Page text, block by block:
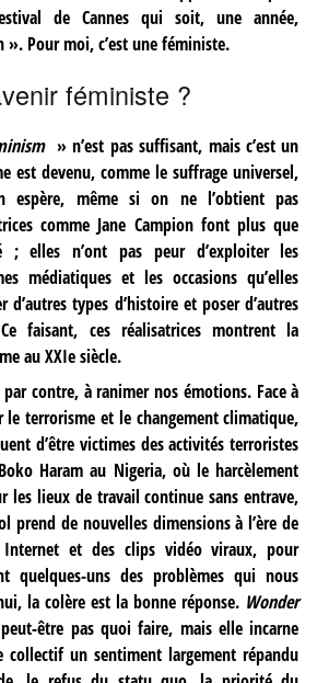
de Cannes qui soit, une année,
Pour moi, c’est une féministe.
féministe ?
» n’est pas suffisant, mais c’est un
est devenu, comme le suffrage universel,
espère, même si on ne l’obtient pas
comme Jane Campion font plus que
; elles n’ont pas peur d’exploiter les
médiatiques et les occasions qu’elles
types d’histoire et poser d’autres
faisant, ces réalisatrices montrent la
au XXIe siècle.
contre, à ranimer nos émotions. Face à
le terrorisme et le changement climatique,
d’être victimes des activités terroristes
Haram au Nigeria, où le harcèlement
les lieux de travail continue sans entrave,
prend de nouvelles dimensions à l’ère de
et des clips vidéo viraux, pour
quelques-uns des problèmes qui nous
la colère est la bonne réponse. Wonder
être pas quoi faire, mais elle incarne
collectif un sentiment largement répandu